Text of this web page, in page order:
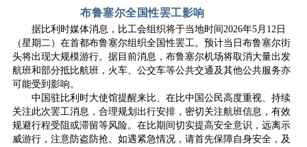
布鲁塞尔全国性罢工影响
据比利时媒体消息，比工会组织将于当地时间2026年5月12日
（星期二）在首都布鲁塞尔组织全国性罢工。预计当日布鲁塞尔街
头将出现大规模游行。据目前消息，布鲁塞尔机场将取消大量出发
航班和部分抵比航班，火车、公交车等公共交通及其他公共服务亦
可能受到影响。
中国驻比利时大使馆提醒来比、在比中国公民高度重视、持续
关注此次罢工消息，合理规划出行安排，密切关注航班信息，有效
规避行程受阻或滞留等风险。在比期间切实提高安全意识，远离示
威游行，注意防盗防抢。如遇紧急情况，请首先保障自身安全，及